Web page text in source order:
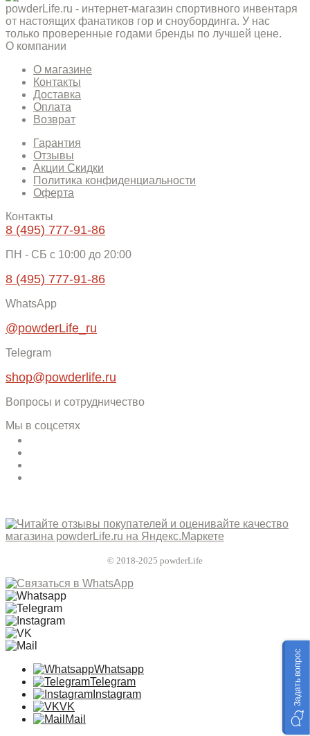
powderLife.ru - интернет-магазин спортивного инвентаря
от настоящих фанатиков гор и сноубординга. У нас
только проверенные годами бренды по лучшей цене.
О компании
О магазине
Контакты
Доставка
Оплата
Возврат
Гарантия
Отзывы
Акции Скидки
Политика конфиденциальности
Оферта
Контакты
8 (495) 777-91-86
ПН - СБ c 10:00 до 20:00
8 (495) 777-91-86
WhatsApp
@powderLife_ru
Telegram
shop@powderlife.ru
Вопросы и сотрудничество
Мы в соцсетях
© 2018-2025 powderLife
Whatsapp
Telegram
Instagram
VK
Mail
Задать вопрос